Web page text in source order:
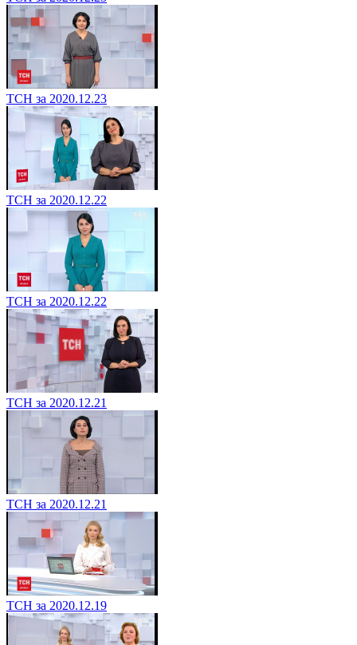
ТСН за 2020.12.23
ТСН за 2020.12.22
ТСН за 2020.12.22
ТСН за 2020.12.21
ТСН за 2020.12.21
ТСН за 2020.12.19